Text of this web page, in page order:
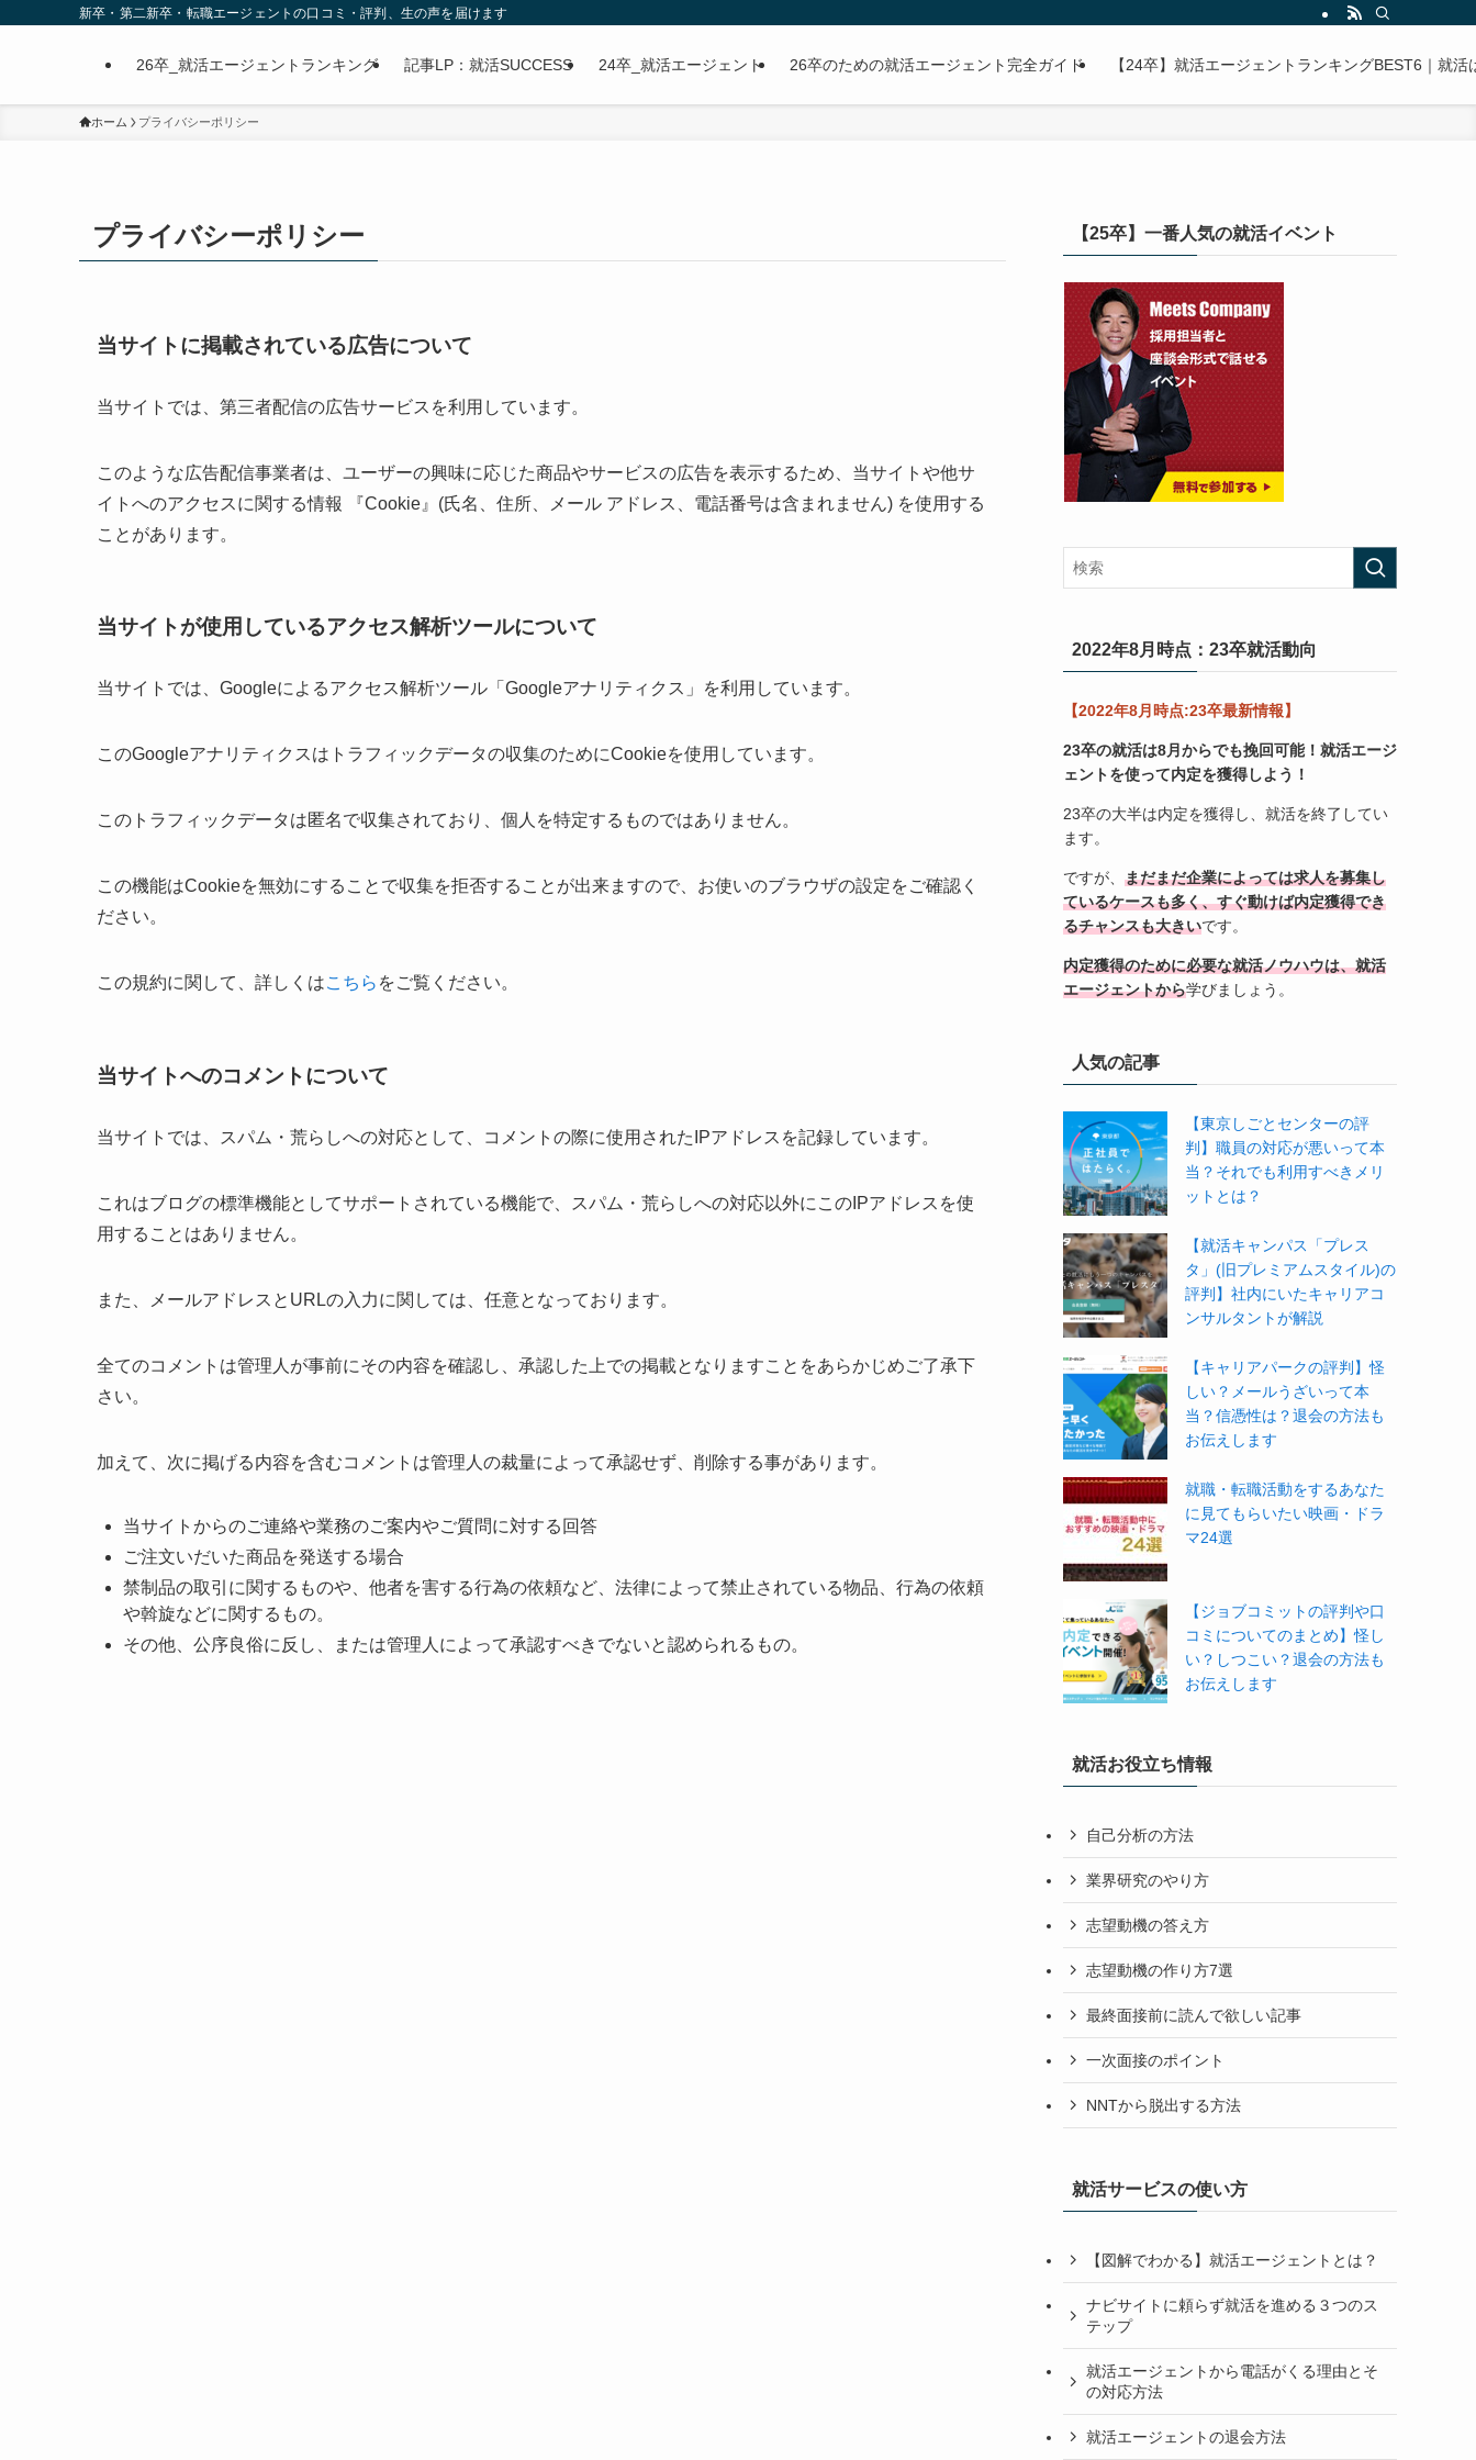
新卒・第二新卒・転職エージェントの口コミ・評判、生の声を届けます
26卒_就活エージェントランキング 記事LP：就活SUCCESS 24卒_就活エージェント 26卒のための就活エージェント完全ガイド 【24卒】就活エージェントランキングBEST6｜就
ホーム プライバシーポリシー
プライバシーポリシー
当サイトに掲載されている広告について
当サイトでは、第三者配信の広告サービスを利用しています。
このような広告配信事業者は、ユーザーの興味に応じた商品やサービスの広告を表示するため、当サイトや他サ
イトへのアクセスに関する情報 『Cookie』(氏名、住所、メール アドレス、電話番号は含まれません) を使用する
ことがあります。
当サイトが使用しているアクセス解析ツールについて
当サイトでは、Googleによるアクセス解析ツール「Googleアナリティクス」を利用しています。
このGoogleアナリティクスはトラフィックデータの収集のためにCookieを使用しています。
このトラフィックデータは匿名で収集されており、個人を特定するものではありません。
この機能はCookieを無効にすることで収集を拒否することが出来ますので、お使いのブラウザの設定をご確認く
ださい。
この規約に関して、詳しくはこちら をご覧ください。
当サイトへのコメントについて
当サイトでは、スパム・荒らしへの対応として、コメントの際に使用されたIPアドレスを記録しています。
これはブログの標準機能としてサポートされている機能で、スパム・荒らしへの対応以外にこのIPアドレスを使
用することはありません。
また、メールアドレスとURLの入力に関しては、任意となっております。
全てのコメントは管理人が事前にその内容を確認し、承認した上での掲載となりますことをあらかじめご了承下
さい。
加えて、次に掲げる内容を含むコメントは管理人の裁量によって承認せず、削除する事があります。
当サイトからのご連絡や業務のご案内やご質問に対する回答
ご注文いだいた商品を発送する場合
禁制品の取引に関するものや、他者を害する行為の依頼など、法律によって禁止されている物品、行為の依頼
や斡旋などに関するもの。
その他、公序良俗に反し、または管理人によって承認すべきでないと認められるもの。
【25卒】一番人気の就活イベント
2022年8月時点：23卒就活動向
【2022年8月時点:23卒最新情報】
23卒の就活は8月からでも挽回可能！ 就活エージ
ェントを使って内定を獲得しよう！
23卒の大半は内定を獲得し、就活を終了してい
ます。
ですが、 まだまだ企業によっては求人を募集し
ているケースも多く、すぐ動けば内定獲得でき
るチャンスも大きいです。
内定獲得のために必要な就活ノウハウは、就活
エージェントから学びましょう。
人気の記事
【東京しごとセンターの評
判】職員の対応が悪いって本
当？それでも利用すべきメリ
ットとは？
【就活キャンパス「プレス
タ」(旧プレミアムスタイル)の
評判】社内にいたキャリアコ
ンサルタントが解説
【キャリアパークの評判】怪
しい？メールうざいって本
当？信憑性は？退会の方法も
お伝えします
就職・転職活動をするあなた
に見てもらいたい映画・ドラ
マ24選
【ジョブコミットの評判や口
コミについてのまとめ】怪し
い？しつこい？退会の方法も
お伝えします
就活お役立ち情報
自己分析の方法
業界研究のやり方
志望動機の答え方
志望動機の作り方7選
最終面接前に読んで欲しい記事
一次面接のポイント
NNTから脱出する方法
就活サービスの使い方
【図解でわかる】就活エージェントとは？
ナビサイトに頼らず就活を進める３つのス
テップ
就活エージェントから電話がくる理由とそ
の対応方法
就活エージェントの退会方法